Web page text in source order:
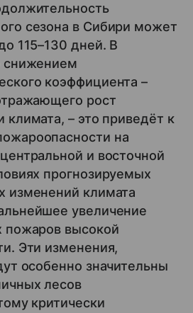
сезона в Сибири может
115–130 дней. В
снижением
коэффициента –
рост
климата, – это приведёт к
на
и восточной
прогнозируемых
изменений климата
увеличение
пожаров высокой
Эти изменения,
особенно значительны
лесов
критически